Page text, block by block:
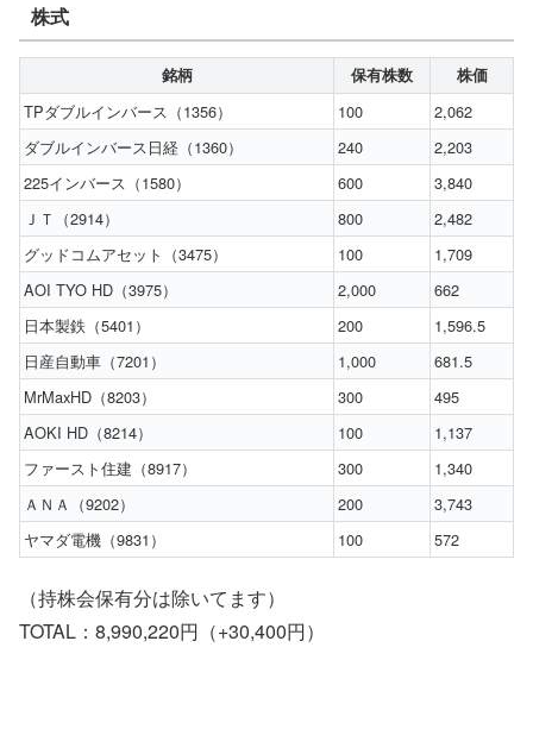
株式
銘柄 保有株数 株価
TPダブルインバース（1356） 100
2,062
ダブルインバース日経（1360）
240
2,203
225インバース（1580）
600
3,840
ＪＴ（2914）
800
2,482
グッドコムアセット（3475）
100
1,709
AOI TYO HD（3975）
2,000
662
日本製鉄（5401）
200
1,596.5
日産自動車（7201）
1,000
681.5
MrMaxHD（8203）
300
495
AOKI HD（8214）
100
1,137
ファースト住建（8917）
300
1,340
ＡＮＡ（9202）
200
3,743
ヤマダ電機（9831）
100 572
（持株会保有分は除いてます）
TOTAL：8,990,220円（+30,400円）